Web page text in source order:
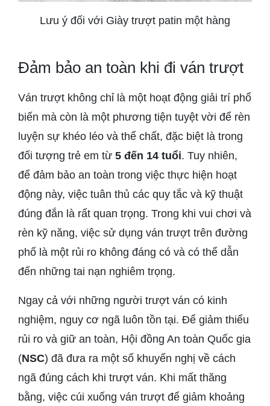
Lưu ý đối với Giày trượt patin một hàng
Đảm bảo an toàn khi đi ván trượt
Ván trượt không chỉ là một hoạt động giải trí phổ
biến mà còn là một phương tiện tuyệt vời để rèn
luyện sự khéo léo và thể chất, đặc biệt là trong
đối tượng trẻ em từ 5 đến 14 tuổi. Tuy nhiên,
để đảm bảo an toàn trong việc thực hiện hoạt
động này, việc tuân thủ các quy tắc và kỹ thuật
đúng đắn là rất quan trọng. Trong khi vui chơi và
rèn kỹ năng, việc sử dụng ván trượt trên đường
phố là một rủi ro không đáng có và có thể dẫn
đến những tai nạn nghiêm trọng.
Ngay cả với những người trượt ván có kinh
nghiệm, nguy cơ ngã luôn tồn tại. Để giảm thiểu
rủi ro và giữ an toàn, Hội đồng An toàn Quốc gia
(NSC) đã đưa ra một số khuyến nghị về cách
ngã đúng cách khi trượt ván. Khi mất thăng
bằng, việc cúi xuống ván trượt để giảm khoảng